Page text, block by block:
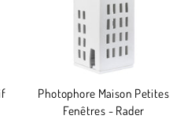
Photophore Maison Petites
Fenêtres - Rader